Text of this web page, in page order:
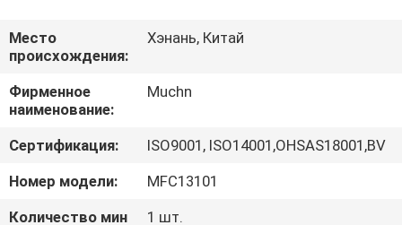
О
НАС
ПУТЕШЕСТВИЕ
ФАБРИКИ
ПРОВЕРКА
Место
происхождения:
Хэнань, Китай
Фирменное
наименование:
Muchn
Сертификация:
ISO9001, ISO14001,OHSAS18001,BV
Номер модели:
MFC13101
Количество мин
1 шт.